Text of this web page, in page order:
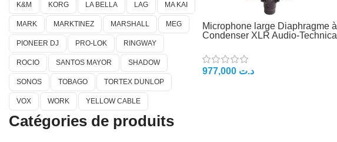
K&M KORG LA BELLA LAG MA KAI
MARK MARKTINEZ MARSHALL MEG
PIONEER DJ PRO-LOK RINGWAY
ROCIO SANTOS MAYOR SHADOW
SONOS TOBAGO TORTEX DUNLOP
VOX WORK YELLOW CABLE
Catégories de produits
Microphone large Diaphragme à
Condenser XLR Audio-Technica
د.ت 977,000